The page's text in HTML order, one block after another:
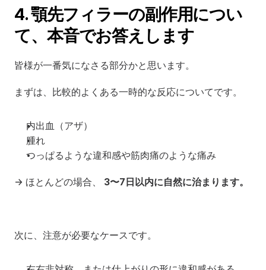
4. 顎先フィラーの副作用につい
て、本音でお答えします
皆様が一番気になさる部分かと思います。
まずは、比較的よくある一時的な反応についてです。
内出血（アザ）
腫れ
つっぱるような違和感や筋肉痛のような痛み
→ ほとんどの場合、 3〜7日以内に自然に治まります。
次に、注意が必要なケースです。